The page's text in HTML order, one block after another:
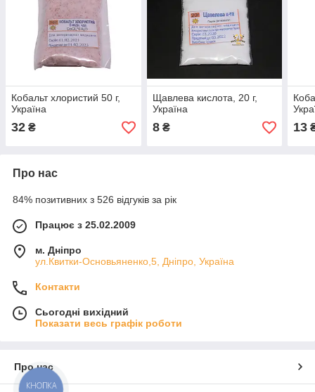
Кобальт хлористий 50 г,
Україна
32 ₴
Щавлева кислота, 20 г,
Україна
8₴ 13
Про нас
84% позитивних з 526 відгуків за рік
Працює з 25.02.2009
м. Дніпро
ул.Квитки-Основьяненко,5, Дніпро, Україна
Контакти
Сьогодні вихідний
Показати весь графік роботи
Про нас
КНОПКА